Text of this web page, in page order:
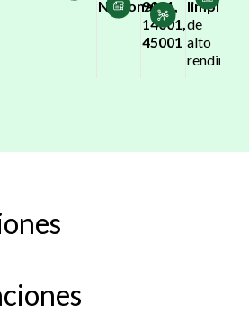
Nacional9001,
14001,
45001
limpieza
de
alto